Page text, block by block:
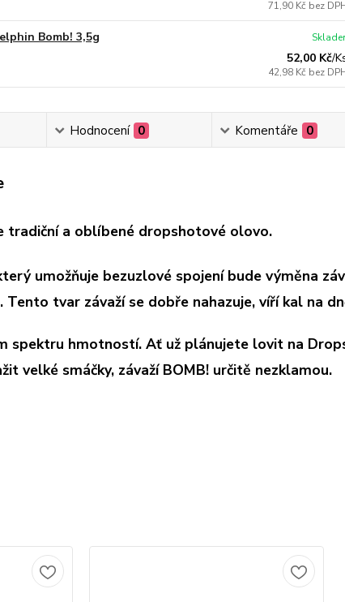
71,90 Kč bez
Bomb! 3,5g
52,00 Kč/
42,98 Kč bez
Hodnocení 0 Komentáře 0
tradiční a oblíbené dropshotové olovo.
umožňuje bezuzlové spojení bude výměna
tvar závaží se dobře nahazuje, víří kal na
spektru hmotností. Ať už plánujete lovit na
velké smáčky, závaží BOMB! určitě nezklamou.